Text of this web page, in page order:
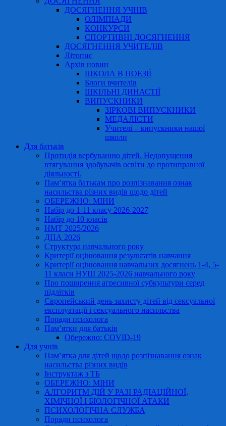
ДОСЯГНЕННЯ УЧНІВ
ОЛІМПІАДИ
КОНКУРСИ
СПОРТИВНІ ДОСЯГНЕННЯ
ДОСЯГНЕННЯ УЧИТЕЛІВ
Літопис
Архів новин
ШКОЛА В ПОЕЗІЇ
Блоги вчителів
ШКІЛЬНІ ДИНАСТІЇ
ВИПУСКНИКИ
ЗІРКОВІ ВИПУСКНИКИ
МЕДАЛІСТИ
Учителі – випускники нашої
школи
Для батьків
Протидія вербуванню дітей. Недопущення
втягування здобувачів освіти до протиправної
діяльності.
Пам’ятка батькам про розпізнавання ознак
насильства різних видів щодо дітей
ОБЕРЕЖНО: МІНИ
Набір до 1-11 класу 2026-2027
Набір до 10 класів
НМТ 2025/2026
ДПА 2026
Структура навчального року
Критерії оцінювання результатів навчання
Критерії оцінювання навчальних досягнень 1-4, 5-
11 класи НУШ 2025-2026 навчального року
Про поширення агресивної субкультури серед
підлітків
Європейський день захисту дітей від сексуальної
експлуатації і сексуального насильства
Поради психолога
Пам’ятки для батьків
Обережно: COVID-19
Для учнів
Пам’ятка для дітей щодо розпізнавання ознак
насильства різних видів
Інструктаж з ТБ
ОБЕРЕЖНО: МІНИ
АЛГОРИТМ ДІЙ У РАЗІ РАДІАЦІЙНОЇ,
ХІМІЧНОЇ І БІОЛОГІЧНОЇ АТАКИ
ПСИХОЛОГІЧНА СЛУЖБА
Поради психолога